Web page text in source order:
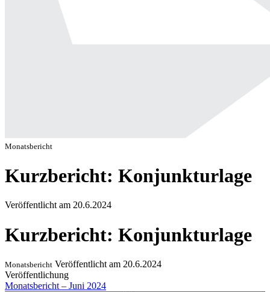
Monatsbericht
Kurzbericht: Konjunkturlage
Veröffentlicht am 20.6.2024
Kurzbericht: Konjunkturlage
Monatsbericht Veröffentlicht am 20.6.2024
Veröffentlichung
Monatsbericht – Juni 2024